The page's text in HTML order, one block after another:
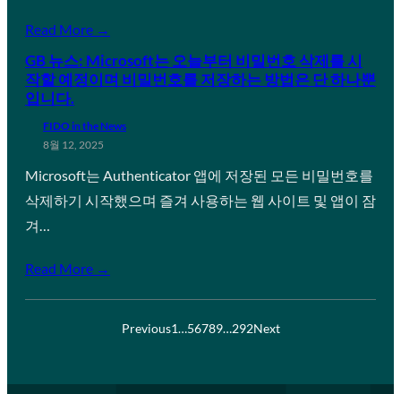
Read More →
GB 뉴스: Microsoft는 오늘부터 비밀번호 삭제를 시
작할 예정이며 비밀번호를 저장하는 방법은 단 하나뿐
입니다.
FIDO in the News
8월 12, 2025
Microsoft는 Authenticator 앱에 저장된 모든 비밀번호를
삭제하기 시작했으며 즐겨 사용하는 웹 사이트 및 앱이 잠
겨…
Read More →
Previous1…56789…292Next